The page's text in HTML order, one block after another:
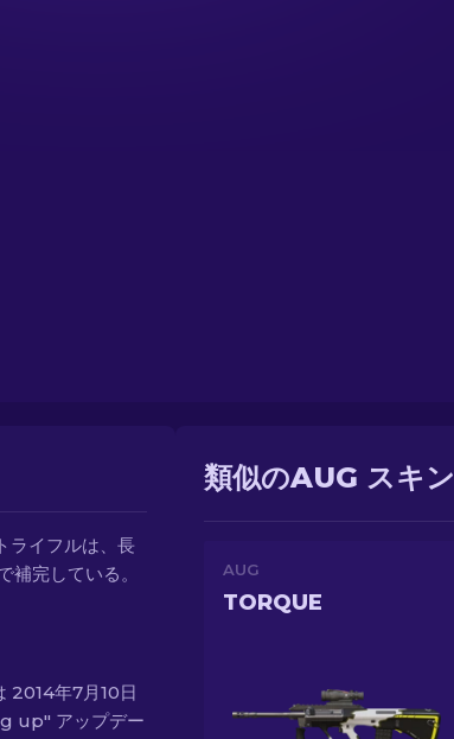
ライフルは、長
完している。
年7月10日
up" アップデー
類似のAUG スキン
AUG
TORQUE